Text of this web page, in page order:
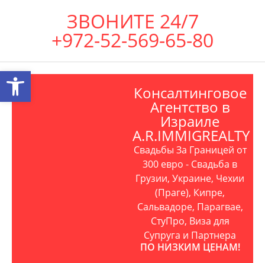
ЗВОНИТЕ 24/7
+972-52-569-65-80
Консалтинговое
Агентство в
Израиле
A.R.IMMIGREALTY
Свадьбы За Границей от
300 евро - Свадьба в
Грузии, Украине, Чехии
(Праге), Кипре,
Сальвадоре, Парагвае,
СтуПро, Виза для
Супруга и Партнера
ПО НИЗКИМ ЦЕНАМ!
Открыть панель инструментов